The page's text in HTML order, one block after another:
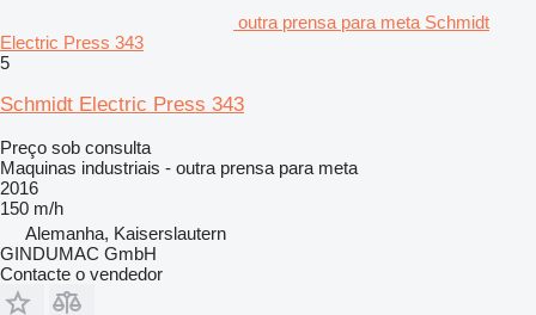
outra prensa para meta Schmidt
Electric Press 343
5
Schmidt Electric Press 343
Preço sob consulta
Maquinas industriais - outra prensa para meta
2016
150 m/h
Alemanha, Kaiserslautern
GINDUMAC GmbH
Contacte o vendedor